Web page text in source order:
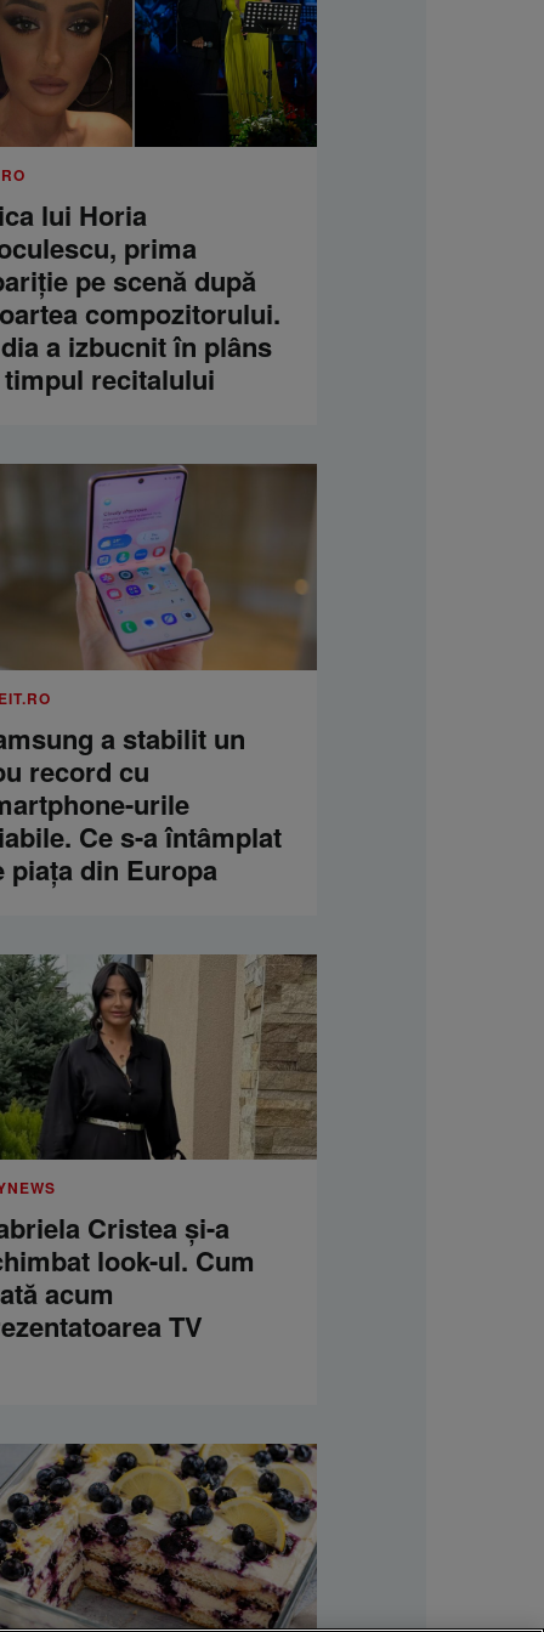
lui Horia
prima
pe scenă după
compozitorului.
a izbucnit în plâns
recitalului
a stabilit un
record cu
urile
Ce s-a întâmplat
piața din Europa
Cristea și-a
look-ul. Cum
acum
TV